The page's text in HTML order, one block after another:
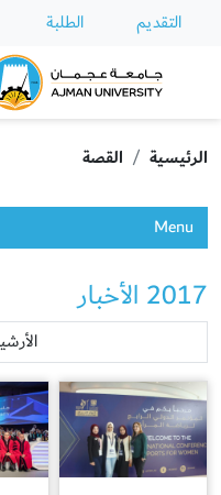
التقديم الطلبة
Ajman University
الرئيسية القصة
Menu
2017 الأخبار